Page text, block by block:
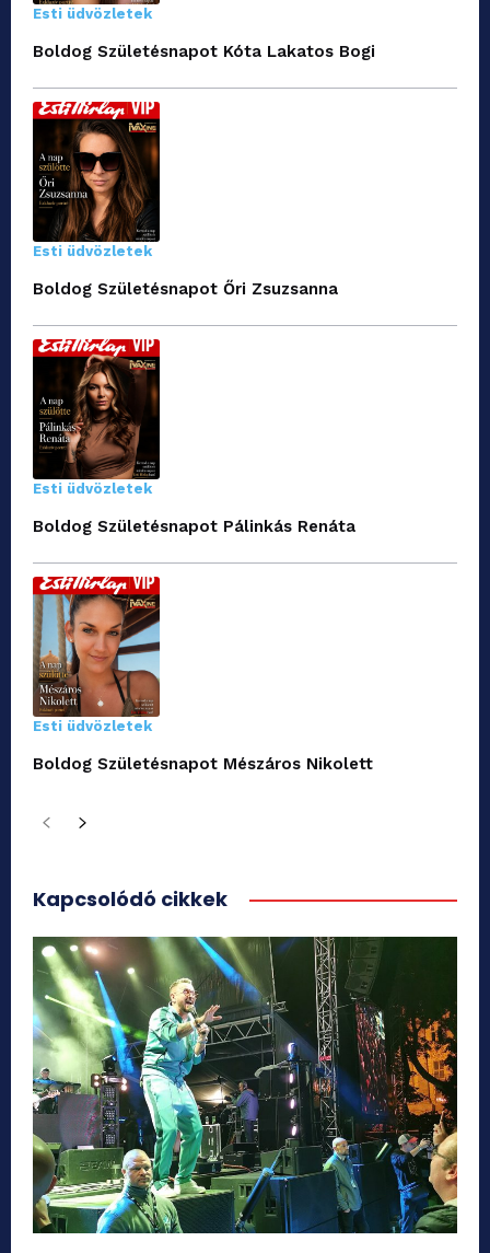
Esti üdvözletek
Boldog Születésnapot Kóta Lakatos Bogi
Esti üdvözletek
Boldog Születésnapot Őri Zsuzsanna
Esti üdvözletek
Boldog Születésnapot Pálinkás Renáta
Esti üdvözletek
Boldog Születésnapot Mészáros Nikolett
Kapcsolódó cikkek